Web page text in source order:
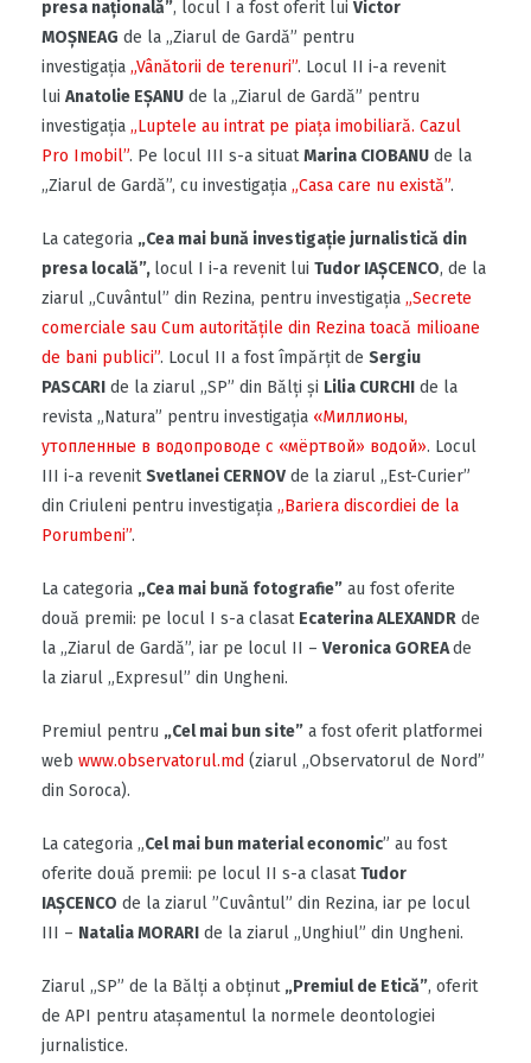
presa națională”, locul I a fost oferit lui Victor
MOȘNEAG de la „Ziarul de Gardă” pentru
investigaţia „Vânătorii de terenuri”. Locul II i-a revenit
lui Anatolie EȘANU de la „Ziarul de Gardă” pentru
investigația „Luptele au intrat pe piața imobiliară. Cazul
Pro Imobil”. Pe locul III s-a situatMarina CIOBANU de la
„Ziarul de Gardă”, cu investigația „Casa care nu există”.
La categoria „Cea mai bună investigaţie jurnalistică din
presa locală”, locul I i-a revenit lui Tudor IAȘCENCO, de la
ziarul „Cuvântul” din Rezina, pentru investigația „Secrete
comerciale sau Cum autorităţile din Rezina toacă milioane
de bani publici”. Locul II a fost împărțit de Sergiu
PASCARI de la ziarul „SP” din Bălți și Lilia CURCHI de la
revista „Natura” pentru investigația «Миллионы,
утопленные в водопроводе с «мёртвой» водой». Locul
III i-a revenitSvetlanei CERNOV de la ziarul „Est-Curier”
din Criuleni pentru investigația „Bariera discordiei de la
Porumbeni”.
La categoria „Cea mai bună fotografie” au fost oferite
două premii: pe locul I s-a clasat Ecaterina ALEXANDR de
la „Ziarul de Gardă”, iar pe locul II – Veronica GOREAde
la ziarul „Expresul” din Ungheni.
Premiul pentru „Cel mai bun site” a fost oferit platformei
web www.observatorul.md (ziarul „Observatorul de Nord”
din Soroca).
La categoria „Cel mai bun material economic” au fost
oferite două premii: pe locul II s-a clasatTudor
IAȘCENCO de la ziarul ”Cuvântul” din Rezina, iar pe locul
III – Natalia MORARI de la ziarul „Unghiul” din Ungheni.
Ziarul „SP” de la Bălți a obținut „Premiul de Etică”, oferit
de API pentru atașamentul la normele deontologiei
jurnalistice.